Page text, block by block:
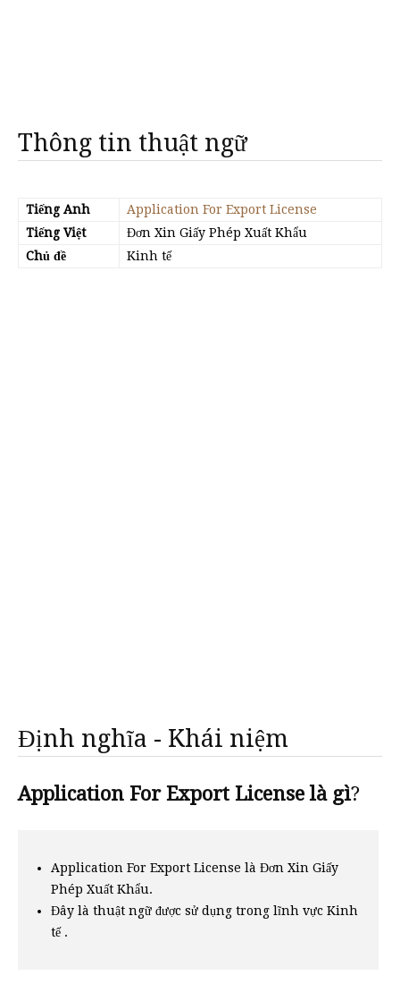
Thông tin thuật ngữ
Tiếng Anh
Application For Export License
Tiếng Việt
Đơn Xin Giấy Phép Xuất Khẩu
Chủ đề
Kinh tế
Định nghĩa - Khái niệm
Application For Export License là gì?
Application For Export License là Đơn Xin Giấy
Phép Xuất Khẩu.
Đây là thuật ngữ được sử dụng trong lĩnh vực Kinh
tế .